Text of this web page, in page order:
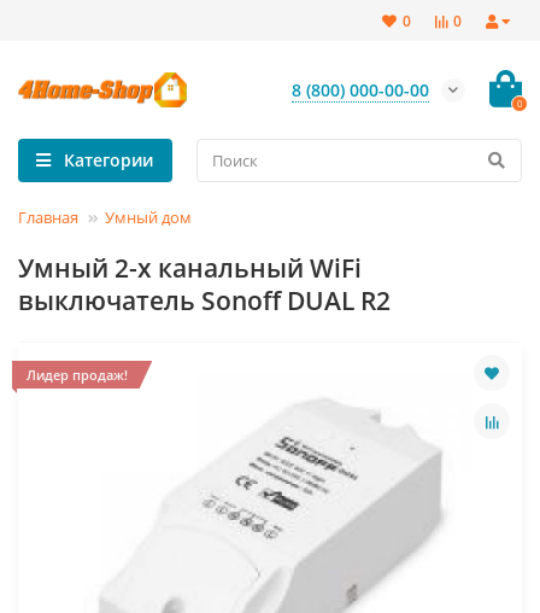
0
0
8 (800) 000-00-00
0
Категории
Главная Умный дом
Умный 2-х канальный WiFi
выключатель Sonoff DUAL R2
Лидер продаж!